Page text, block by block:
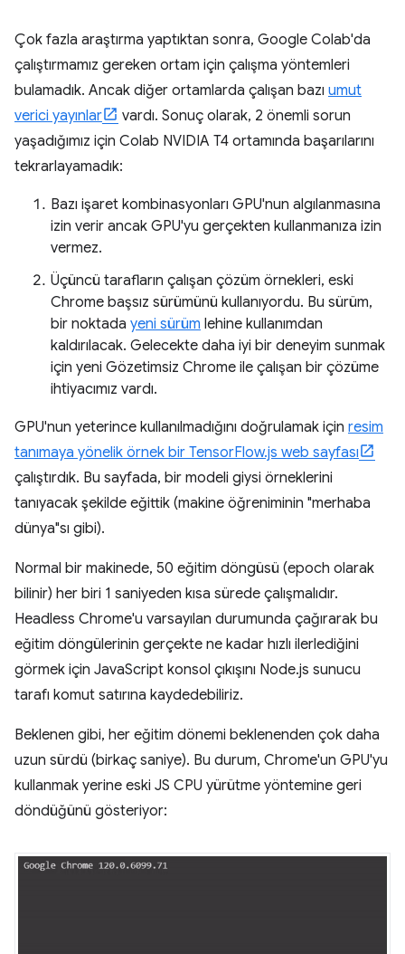
Çok fazla araştırma yaptıktan sonra, Google Colab'da
çalıştırmamız gereken ortam için çalışma yöntemleri
bulamadık. Ancak diğer ortamlarda çalışan bazı umut
verici yayınlar
vardı. Sonuç olarak, 2 önemli sorun
yaşadığımız için Colab NVIDIA T4 ortamında başarılarını
tekrarlayamadık:
Bazı işaret kombinasyonları GPU'nun algılanmasına
izin verir ancak GPU'yu gerçekten kullanmanıza izin
vermez.
Üçüncü tarafların çalışan çözüm örnekleri, eski
Chrome başsız sürümünü kullanıyordu. Bu sürüm,
bir noktada yeni sürüm lehine kullanımdan
kaldırılacak. Gelecekte daha iyi bir deneyim sunmak
için yeni Gözetimsiz Chrome ile çalışan bir çözüme
ihtiyacımız vardı.
GPU'nun yeterince kullanılmadığını doğrulamak için resim
tanımaya yönelik örnek bir TensorFlow.js web sayfası
çalıştırdık. Bu sayfada, bir modeli giysi örneklerini
tanıyacak şekilde eğittik (makine öğreniminin "merhaba
dünya"sı gibi).
Normal bir makinede, 50 eğitim döngüsü (epoch olarak
bilinir) her biri 1 saniyeden kısa sürede çalışmalıdır.
Headless Chrome'u varsayılan durumunda çağırarak bu
eğitim döngülerinin gerçekte ne kadar hızlı ilerlediğini
görmek için JavaScript konsol çıkışını Node.js sunucu
tarafı komut satırına kaydedebiliriz.
Beklenen gibi, her eğitim dönemi beklenenden çok daha
uzun sürdü (birkaç saniye). Bu durum, Chrome'un GPU'yu
kullanmak yerine eski JS CPU yürütme yöntemine geri
döndüğünü gösteriyor: